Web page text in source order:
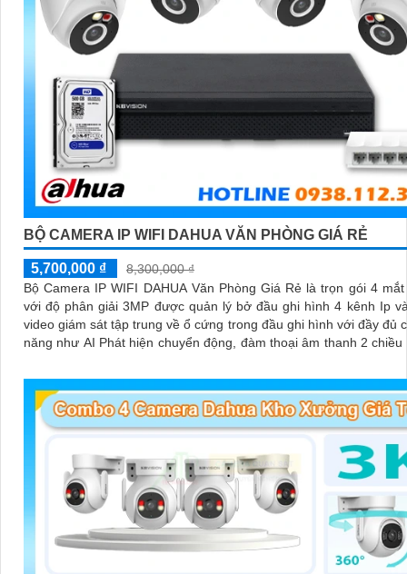
BỘ CAMERA IP WIFI DAHUA VĂN PHÒNG GIÁ RẺ
5,700,000 ₫
8,300,000 ₫
Bộ Camera IP WIFI DAHUA Văn Phòng Giá Rẻ là trọn gói 4
với độ phân giải 3MP được quản lý bở đầu ghi hình 4 kênh Ip
video giám sát tập trung về ổ cứng trong đầu ghi hình với đầy đủ
năng như AI Phát hiện chuyển động, đàm thoại âm thanh 2 chiều